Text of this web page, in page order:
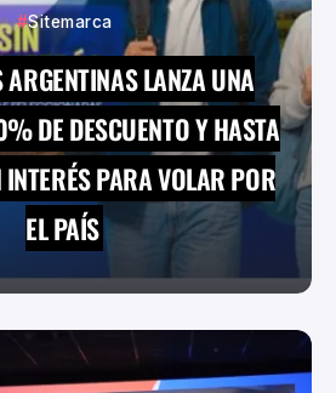
Sitemarca
LANZA UNA
DE DESCUENTO Y HASTA
PARA VOLAR POR
EL PAÍS